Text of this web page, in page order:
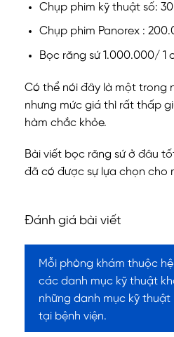
Chụp phim kỹ thuật số:
Chụp phim Panorex :
Bọc răng sứ 1.000.000/ 1
Có thể nói đây là một trong
nhưng mức giá thì rất thấp
hàm chắc khỏe.
Bài viết bọc răng sứ ở đâu
đã có được sự lựa chọn cho
Đánh giá bài viết
Mỗi phòng khám thuộc
các danh mục kỹ thuật
những danh mục kỹ thuật
tại bệnh viện.